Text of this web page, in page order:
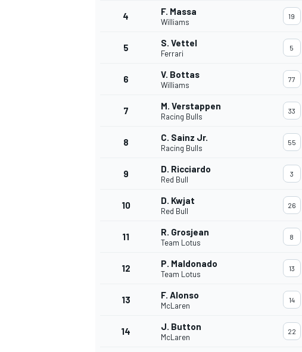
4 F. Massa
Williams
19
5 S. Vettel
Ferrari
5
6 V. Bottas
Williams
77
7 M. Verstappen
Racing Bulls
33
8 C. Sainz Jr.
Racing Bulls
55
9 D. Ricciardo
Red Bull
3
10 D. Kwjat
Red Bull
26
11 R. Grosjean
Team Lotus
8
12 P. Maldonado
Team Lotus
13
13 F. Alonso
McLaren
14
14 J. Button
McLaren
22